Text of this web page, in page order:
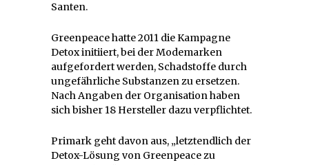
Santen.
Greenpeace hatte 2011 die Kampagne
Detox initiiert, bei der Modemarken
aufgefordert werden, Schadstoffe durch
ungefährliche Substanzen zu ersetzen.
Nach Angaben der Organisation haben
sich bisher 18 Hersteller dazu verpflichtet.
Primark geht davon aus, „letztendlich der
Detox-Lösung von Greenpeace zu